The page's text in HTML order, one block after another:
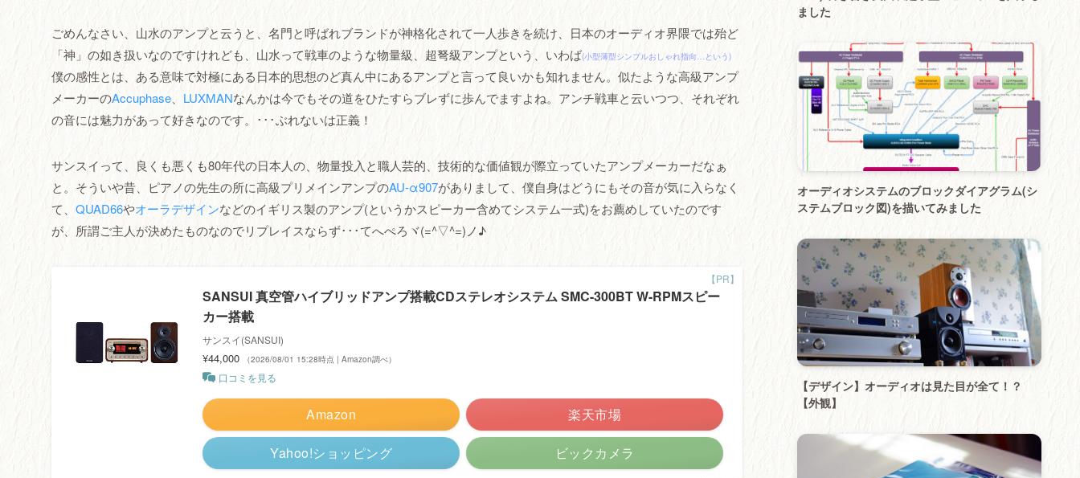
ごめんなさい、山水のアンプと云うと、名門と呼ばれブランドが神格化されて一人歩きを続け、日本のオーディオ界隈では殆ど
「神」の如き扱いなのですけれども、山水って戦車のような物量級、超弩級アンプという、いわば(小型薄型シンプルおしゃれ指向…という)
僕の感性とは、ある意味で対極にある日本的思想のど真ん中にあるアンプと言って良いかも知れません。似たような高級アンプ
メーカーのAccuphase、 LUXMANなんかは今でもその道をひたすらブレずに歩んでますよね。アンチ戦車と云いつつ、それぞれ
の音には魅力があって好きなのです。･･･ぶれないは正義！
サンスイって、良くも悪くも80年代の日本人の、物量投入と職人芸的、技術的な価値観が際立っていたアンプメーカーだなぁ
と。そういや昔、ピアノの先生の所に高級プリメインアンプのAU-α907がありまして、僕自身はどうにもその音が気に入らなく
て、 QUAD66やオーラデザインなどのイギリス製のアンプ(というかスピーカー含めてシステム一式)をお薦めしていたのです
が、所謂ご主人が決めたものなのでリプレイスならず･･･てへぺろヾ(=^▽^=)ノ♪
SANSUI 真空管ハイブリッドアンプ搭載CDステレオシステム SMC-300BT W-RPMスピー
カー搭載
サンスイ(SANSUI)
¥44,000 （2026/08/01 15:28時点 | Amazon調べ）
口コミを見る
Amazon 楽天市場
Yahoo!ショッピング ビックカメラ
ました
オーディオシステムのブロックダイアグラム(シ
ステムブロック図)を描いてみました
【デザイン】オーディオは見た目が全て！？
【外観】